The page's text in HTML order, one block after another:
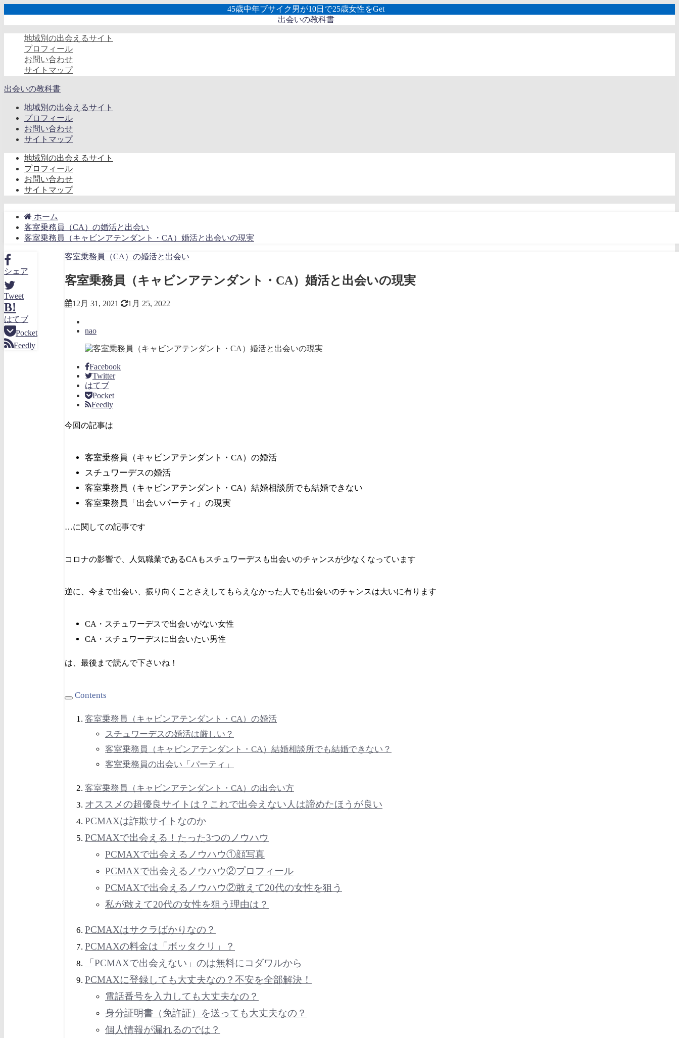
45歳中年ブサイク男が10日で25歳女性をGet
出会いの教科書
地域別の出会えるサイト
プロフィール
お問い合わせ
サイトマップ
出会いの教科書
地域別の出会えるサイト
プロフィール
お問い合わせ
サイトマップ
地域別の出会えるサイト
プロフィール
お問い合わせ
サイトマップ
ホーム
客室乗務員（CA）の婚活と出会い
客室乗務員（キャビンアテンダント・CA）婚活と出会いの現実
シェア
Tweet
B!
はてブ
Pocket
Feedly
客室乗務員（CA）の婚活と出会い
客室乗務員（キャビンアテンダント・CA）婚活と出会いの現実
12月 31, 2021 1月 25, 2022
nao
Facebook
Twitter
はてブ
Pocket
Feedly
今回の記事は
客室乗務員（キャビンアテンダント・CA）の婚活
スチュワーデスの婚活
客室乗務員（キャビンアテンダント・CA） 結婚相談所でも結婚できない
客室乗務員「出会いパーティ」の現実
…に関しての記事です
コロナの影響で、人気職業であるCAもスチュワーデスも出会いのチャンスが少なくなっています
逆に、今まで出会い、振り向くことさえしてもらえなかった人でも出会いのチャンスは大いに有ります
CA・スチュワーデスで出会いがない女性
CA・スチュワーデスに出会いたい男性
は、最後まで読んで下さいね！
Contents
客室乗務員（キャビンアテンダント・CA）の婚活
スチュワーデスの婚活は厳しい？
客室乗務員（キャビンアテンダント・CA） 結婚相談所でも結婚できない？
客室乗務員の出会い「パーティ」
客室乗務員（キャビンアテンダント・CA）の出会い方
オススメの超優良サイトは？これで出会えない人は諦めたほうが良い
PCMAXは詐欺サイトなのか
PCMAXで出会える！たった3つのノウハウ
PCMAXで出会えるノウハウ①顔写真
PCMAXで出会えるノウハウ②プロフィール
PCMAXで出会えるノウハウ②敢えて20代の女性を狙う
私が敢えて20代の女性を狙う理由は？
PCMAXはサクラばかりなの？
PCMAXの料金は「ボッタクリ」？
「PCMAXで出会えない」のは無料にコダワルから
PCMAXに登録しても大丈夫なの？不安を全部解決！
電話番号を入力しても大丈夫なの？
身分証明書（免許証）を送っても大丈夫なの？
個人情報が漏れるのでは？